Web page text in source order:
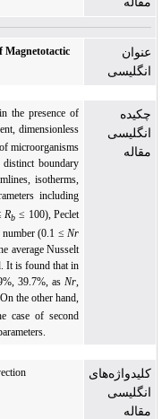
the Presence of Magnetotactic
nanofluid flow in the presence of
time independent, dimensionless
and the number of microorganisms
method with two distinct boundary
or not. Streamlines, isotherms,
a range of parameters including
number (10 ≤
buoyancy ratio number (0.1 ≤
mass transport, the average Nusselt
wall are tallied. It is found that
11.4%, 24.9%, 39.7%, as
Nr,Rbincreases. On the other hand,
increments. In the case of
of all physical parameters.
convection